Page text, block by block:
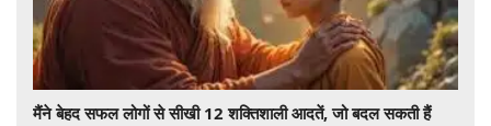
मैंने बेहद सफल लोगों से सीखी 12 शक्तिशाली आदतें, जो बदल सकती हैं